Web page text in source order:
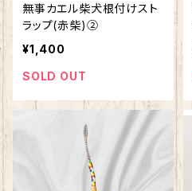
無事カエル柴犬根付けスト
ラップ(赤柴)②
¥1,400
SOLD OUT